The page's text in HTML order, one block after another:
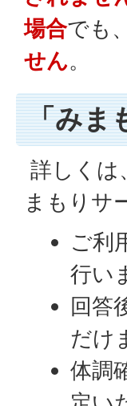
場合でも
せん。
「みま
詳しくは
まもりサ
ご利
行い
回答
だけ
体調